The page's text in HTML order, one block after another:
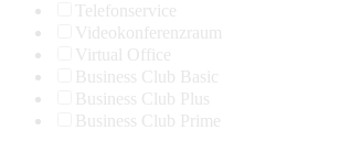
Telefonservice
Videokonferenzraum
Virtual Office
Business Club Basic
Business Club Plus
Business Club Prime